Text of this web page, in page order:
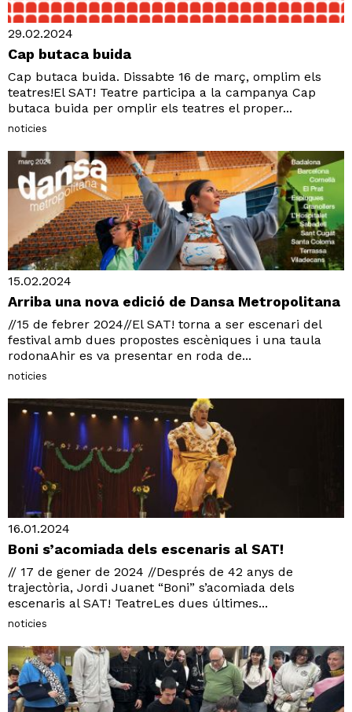
29.02.2024
Cap butaca buida
Cap butaca buida. Dissabte 16 de març, omplim els
teatres!El SAT! Teatre participa a la campanya Cap
butaca buida per omplir els teatres el proper...
noticies
15.02.2024
Arriba una nova edició de Dansa Metropolitana
//15 de febrer 2024//El SAT! torna a ser escenari del
festival amb dues propostes escèniques i una taula
rodonaAhir es va presentar en roda de...
noticies
16.01.2024
Boni s’acomiada dels escenaris al SAT!
// 17 de gener de 2024 //Després de 42 anys de
trajectòria, Jordi Juanet “Boni” s’acomiada dels
escenaris al SAT! TeatreLes dues últimes...
noticies